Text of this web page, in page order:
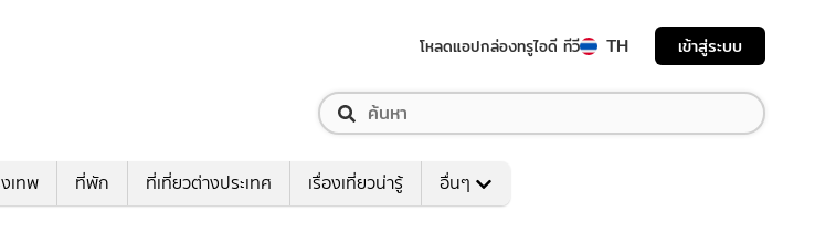
โหลดแอปกล่องทรูไอดี ทีวี TH เข้าสู่ระบบ
เทพ ที่พัก ที่เที่ยวต่างประเทศ เรื่องเที่ยวน่ารู้ อื่นๆ